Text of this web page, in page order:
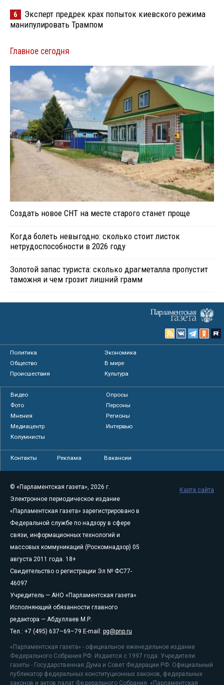
6
Эксперт предрек крах попыток киевского режима
манипулировать Трампом
Главное сегодня
Создать новое СНТ на месте старого станет проще
Когда болеть невыгодно: сколько стоит листок
нетрудоспособности в 2026 году
Золотой запас туриста: сколько драгметалла пропустит
таможня и чем грозит лишний грамм
Политика
Экономика
Общество
В мире
Происшествия
Культура
Видео
Опросы
Фото
Персоны
Мнения
Регионы
Медиацентр
Интервью
Колумнисты
Контакты Реклама Вакансии
© «Парламентская газета», 2026 г.
Электронное периодическое издание
«Парламентская газета» зарегистрировано в
Федеральной службе по надзору в сфере
связи, информационных технологий и
массовых коммуникаций (Роскомнадзор) 05
августа 2011 года. 18+
Свидетельство о регистрации Эл № ФС77-
46097
Учредитель — АНО «Парламентская газета»
Исполняющий обязанности главного
редактора — Абдуллаев М.Р.
Тел.: +7 (495) 637–69–79 E-mail: pg@pnp.ru
«Парламентская газета» - официальное еженедельное издание
Федерального Собрания РФ. Издается с 1997 года. Учредители
газеты - Государственная Дума и Совет Федерации РФ. Официальный
публикатор федеральных конституционных законов, федеральных
законов и актов палат Федерального Собрания. «Парламентская
Карта сайта